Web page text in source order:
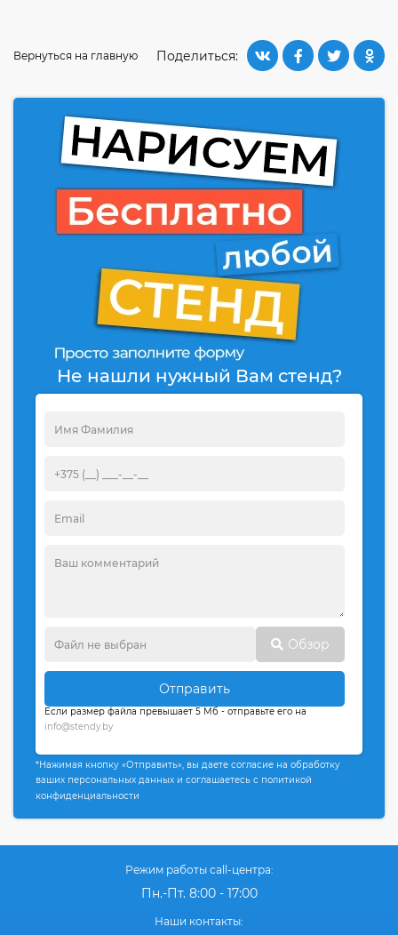
Поделиться:
Вернуться на главную
Не нашли нужный Вам стенд?
Обзор
Отправить
Если размер файла превышает 5 Мб - отправьте его на
info@stendy.by
*Нажимая кнопку «Отправить», вы даете согласие на обработку
ваших персональных данных и соглашаетесь с политикой
конфиденциальности
Режим работы call-центра:
Пн.-Пт. 8:00 - 17:00
Наши контакты: